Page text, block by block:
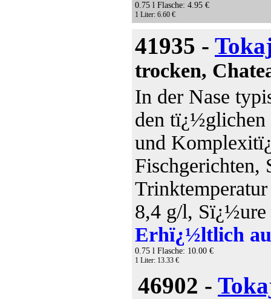
0.75 l Flasche: 4.95 €
1 Liter: 6.60 €
41935 -
trocken,
In der Nase
den
und
Fischgerichten,
8,4 g/l,
Erhï¿½ltlich
0.75 l Flasche: 10.00 €
1 Liter: 13.33 €
46902 -